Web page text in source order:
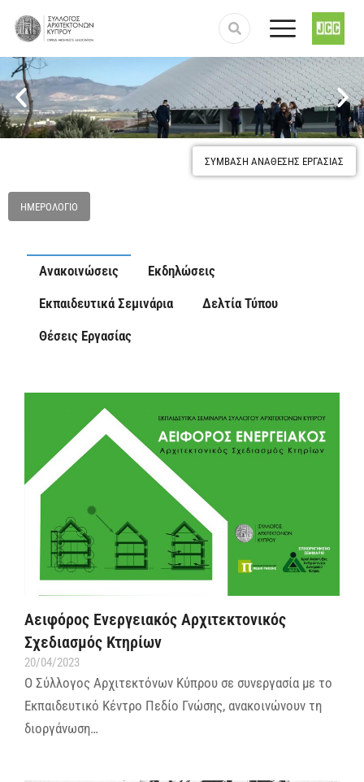
Προστασία και κατοχύρωση του επαγγέλματος του
ΑρχιτέκτοναΣΥΜΒΑΣΗ ΑΝΑΘΕΣΗΣ ΕΡΓΑΣΙΑΣ
ΗΜΕΡΟΛΌΓΙΟ
Ανακοινώσεις
Εκδηλώσεις
Εκπαιδευτικά Σεμινάρια
Δελτία Τύπου
Θέσεις Εργασίας
Αειφόρος Ενεργειακός Αρχιτεκτονικός
Σχεδιασμός Κτηρίων
20/04/2023
Ο Σύλλογος Αρχιτεκτόνων Κύπρου σε συνεργασία με το
Εκπαιδευτικό Κέντρο Πεδίο Γνώσης, ανακοινώνουν τη
διοργάνωση…